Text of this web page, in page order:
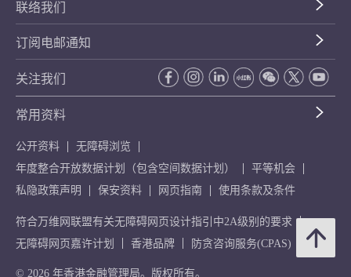
联络我们
订阅电邮通知
关注我们
常用资料
公开资料
无障碍浏览
年度整合开放数据计划（包含空间数据计划）
平等机会
私隐政策声明
保安资料 网页指南 使用条款及条件
符合万维网联盟有关无障碍网页设计指引中2A级别的要求
无障碍网页嘉许计划
香港品牌 防贪咨询服务(CPAS)
© 2026 年香港金融管理局。版权所有。